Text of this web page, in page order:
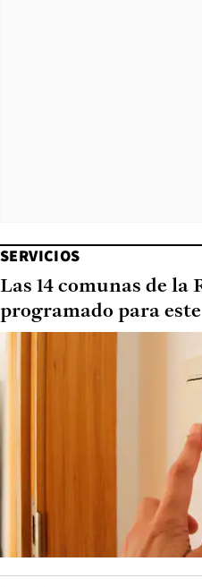
SERVICIOS
Las 14 comunas de la
programado para